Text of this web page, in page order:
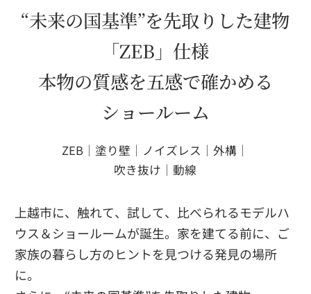
“未来の国基準”を先取りした建物
「ZEB」仕様
本物の質感を五感で確かめる
ショールーム
ZEB｜塗り壁｜ノイズレス｜外構｜
吹き抜け｜動線
上越市に、触れて、試して、比べられるモデルハ
ウス＆ショールームが誕生。家を建てる前に、ご
家族の暮らし方のヒントを見つける発見の場所
に。